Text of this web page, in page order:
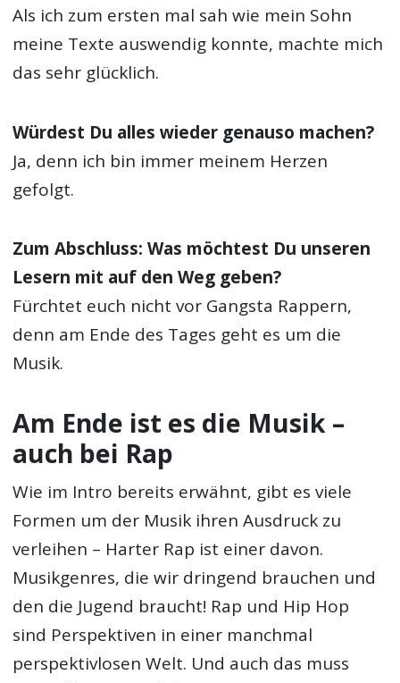
Als ich zum ersten mal sah wie mein Sohn
meine Texte auswendig konnte, machte mich
das sehr glücklich.
Würdest Du alles wieder genauso machen?
Ja, denn ich bin immer meinem Herzen
gefolgt.
Zum Abschluss: Was möchtest Du unseren
Lesern mit auf den Weg geben?
Fürchtet euch nicht vor Gangsta Rappern,
denn am Ende des Tages geht es um die
Musik.
Am Ende ist es die Musik –
auch bei Rap
Wie im Intro bereits erwähnt, gibt es viele
Formen um der Musik ihren Ausdruck zu
verleihen – Harter Rap ist einer davon.
Musikgenres, die wir dringend brauchen und
den die Jugend braucht! Rap und Hip Hop
sind Perspektiven in einer manchmal
perspektivlosen Welt. Und auch das muss